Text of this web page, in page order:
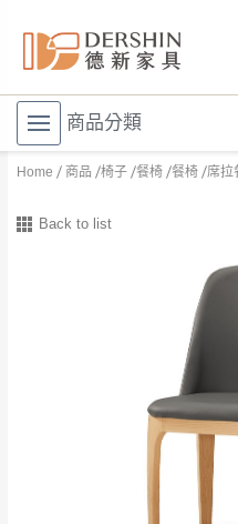
商品分類
Home 商品 椅子 餐椅 餐椅 席拉
Back to list